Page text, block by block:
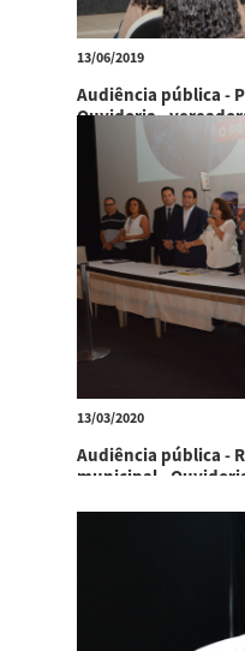
13/06/2019
Audiência pública -
Ouvidoria -
13/03/2020
Audiência pública -
municipal -